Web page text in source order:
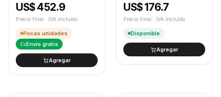
US$ 452.9
Precio final · IVA incluido
Pocas unidades
Envío gratis
Agregar
US$ 176.7
Precio final · IVA incluido
Disponible
Agregar